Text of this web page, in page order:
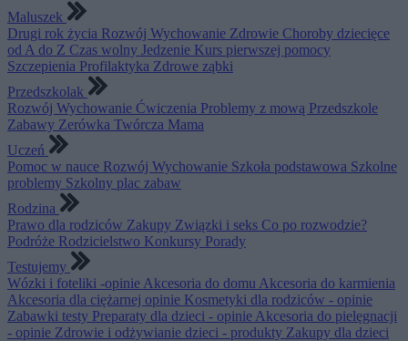
Maluszek
Drugi rok życia Rozwój Wychowanie Zdrowie Choroby dziecięce
od A do Z Czas wolny Jedzenie Kurs pierwszej pomocy
Szczepienia Profilaktyka Zdrowe ząbki
Przedszkolak
Rozwój Wychowanie Ćwiczenia Problemy z mową Przedszkole
Zabawy Zerówka Twórcza Mama
Uczeń
Pomoc w nauce Rozwój Wychowanie Szkoła podstawowa Szkolne
problemy Szkolny plac zabaw
Rodzina
Prawo dla rodziców Zakupy Związki i seks Co po rozwodzie?
Podróże Rodzicielstwo Konkursy Porady
Testujemy
Wózki i foteliki -opinie Akcesoria do domu Akcesoria do karmienia
Akcesoria dla ciężarnej opinie Kosmetyki dla rodziców - opinie
Zabawki testy Preparaty dla dzieci - opinie Akcesoria do pielęgnacji
- opinie Zdrowie i odżywianie dzieci - produkty Zakupy dla dzieci